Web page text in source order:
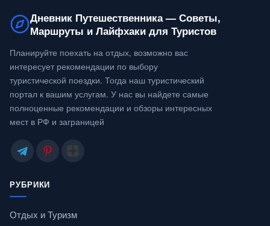
Дневник Путешественника — Советы,
Маршруты и Лайфхаки для Туристов
Планируйте поехать на отдых, возможно вас
интересует рекомендации по выбору
туристической поездки. Тогда наш туристический
портал к вашим услугам. У нас вы найдете самые
полноценные рекомендации и обзоры интересных
мест в РФ и заграницей
РУБРИКИ
Отдых и Туризм